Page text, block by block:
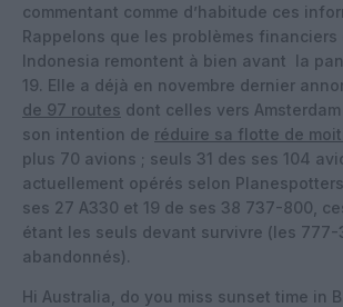
commentant comme d’habitude ces
Rappelons que les problèmes financiers
Indonesia remontent à bien avant la
19. Elle a déjà en novembre dernier
de 97 routes dont celles vers
son intention de réduire sa flotte de
plus 70 avions ; seuls 31 des ses 104
actuellement opérés selon
ses 27 A330 et 19 de ses 38 737-800,
étant les seuls devant survivre (les 777-
abandonnés).
Hi Australia, do you miss sunset time in